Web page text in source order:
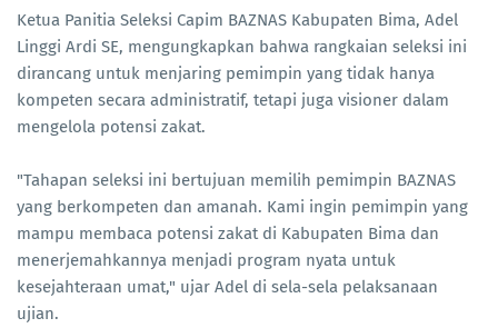
Ketua Panitia Seleksi Capim BAZNAS Kabupaten Bima, Adel
Linggi Ardi SE, mengungkapkan bahwa rangkaian seleksi ini
dirancang untuk menjaring pemimpin yang tidak hanya
kompeten secara administratif, tetapi juga visioner dalam
mengelola potensi zakat.
"Tahapan seleksi ini bertujuan memilih pemimpin BAZNAS
yang berkompeten dan amanah. Kami ingin pemimpin yang
mampu membaca potensi zakat di Kabupaten Bima dan
menerjemahkannya menjadi program nyata untuk
kesejahteraan umat," ujar Adel di sela-sela pelaksanaan
ujian.